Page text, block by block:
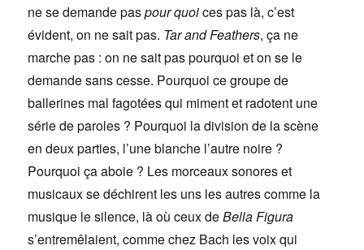
ne se demande paspour quoices pas là, c’est
évident, on ne sait pas. Tar and Feathers, ça ne
marche pas : on ne sait pas pourquoi et on se le
demande sans cesse. Pourquoi ce groupe de
ballerines mal fagotées qui miment et radotent une
série de paroles ? Pourquoi la division de la scène
en deux parties, l’une blanche l’autre noire ?
Pourquoi ça aboie ? Les morceaux sonores et
musicaux se déchirent les uns les autres comme la
musique le silence, là où ceux deBella Figura
s’entremêlaient, comme chez Bach les voix qui